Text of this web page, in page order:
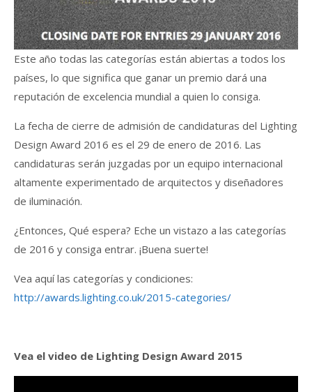
Este año todas las categorías están abiertas a todos los
países, lo que significa que ganar un premio dará una
reputación de excelencia mundial a quien lo consiga.
La fecha de cierre de admisión de candidaturas del Lighting
Design Award 2016 es el 29 de enero de 2016. Las
candidaturas serán juzgadas por un equipo internacional
altamente experimentado de arquitectos y diseñadores
de iluminación.
¿Entonces, Qué espera? Eche un vistazo a las categorías
de 2016 y consiga entrar. ¡Buena suerte!
Vea aquí las categorías y condiciones:
http://awards.lighting.co.uk/2015-categories/
Vea el video de Lighting Design Award 2015